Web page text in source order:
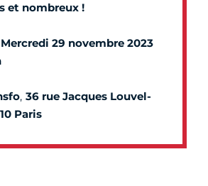
et nombreux !
Mercredi 29 novembre 2023
, 36 rue Jacques Louvel-
Paris